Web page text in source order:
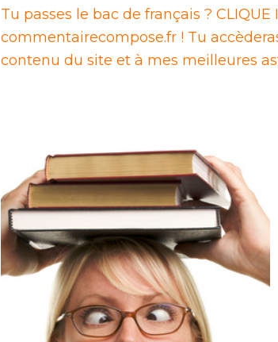
Tu passes le bac de français ?
commentairecompose.fr ! Tu
contenu du site et à mes meilleures